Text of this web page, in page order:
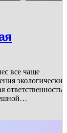
все чаще
экологически
ответственность